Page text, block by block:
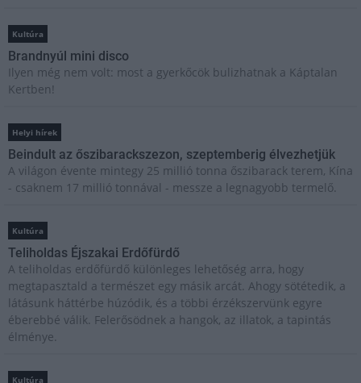
Kultúra
Brandnyúl mini disco
Ilyen még nem volt: most a gyerkőcök bulizhatnak a Káptalan
Kertben!
Helyi hírek
Beindult az őszibarackszezon, szeptemberig élvezhetjük
A világon évente mintegy 25 millió tonna őszibarack terem, Kína
- csaknem 17 millió tonnával - messze a legnagyobb termelő.
Kultúra
Teliholdas Éjszakai Erdőfürdő
A teliholdas erdőfürdő különleges lehetőség arra, hogy
megtapasztald a természet egy másik arcát. Ahogy sötétedik, a
látásunk háttérbe húzódik, és a többi érzékszervünk egyre
éberebbé válik. Felerősödnek a hangok, az illatok, a tapintás
élménye.
Kultúra